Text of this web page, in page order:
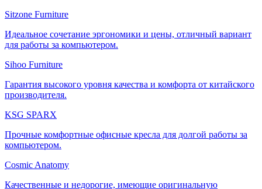
Sitzone Furniture
Идеальное сочетание эргономики и цены, отличный вариант
для работы за компьютером.
Sihoo Furniture
Гарантия высокого уровня качества и комфорта от китайского
производителя.
KSG SPARX
Прочные комфортные офисные кресла для долгой работы за
компьютером.
Cosmic Anatomy
Качественные и недорогие, имеющие оригинальную